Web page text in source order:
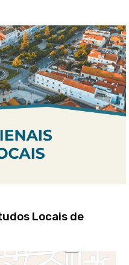
Locais de